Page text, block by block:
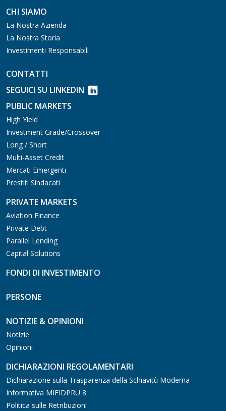
CHI SIAMO
La Nostra Azienda
La Nostra Storia
Investimenti Responsabili
CONTATTI
SEGUICI SU LINKEDIN
PUBLIC MARKETS
High Yield
Investment Grade/Crossover
Long / Short
Multi-Asset Credit
Mercati Emergenti
Prestiti Sindacati
PRIVATE MARKETS
Aviation Finance
Private Debt
Parallel Lending
Capital Solutions
FONDI DI INVESTIMENTO
PERSONE
NOTIZIE & OPINIONI
Notizie
Opinioni
DICHIARAZIONI REGOLAMENTARI
Dichiarazione sulla Trasparenza della Schiavitù Moderna
Informativa MIFIDPRU 8
Politica sulle Retribuzioni